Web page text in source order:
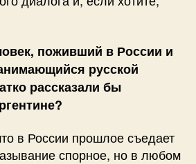
поживший в России и
русской
рассказали бы
в России прошлое съедает
спорное, но в любом